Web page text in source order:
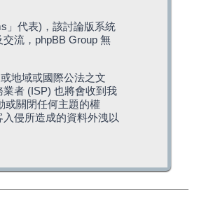
」代表)，該討論版系統
流，phpBB Group 無
地域或國際公法之文
者 (ISP) 也將會收到我
或關閉任何主題的權
侵所造成的資料外洩以